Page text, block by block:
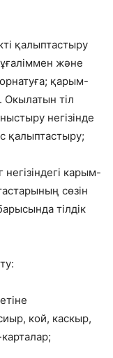
қалыптастыру
және
қарым-
Окылатын тіл
негізінде
қалыптастыру;
карым-
сөзін
тілдік
кой, каскыр,